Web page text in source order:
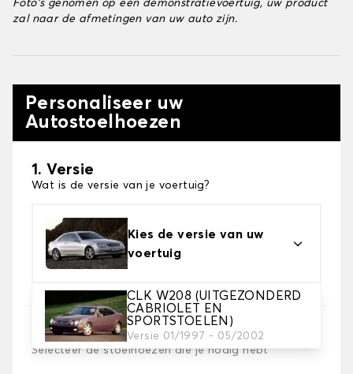
Foto's genomen op een demonstratievoertuig, uw product
zal naar de afmetingen van uw auto zijn.
Personaliseer uw
Autostoelhoezen
1. Versie
Wat is de versie van je voertuig?
Kies de versie van uw
voertuig
CLK W208 (UITGEZONDERD
CABRIOLET EN
SPORTSTOELEN)
Versie 01/1997 - 05/2002
2. Set hoezen
Selecteer de stoelhoezen die je nodig hebt